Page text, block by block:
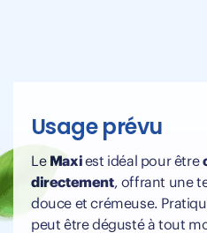
Usage prévu
Le Maxiest idéal pour être
directement, offrant une
douce et crémeuse.
peut être dégusté à tout